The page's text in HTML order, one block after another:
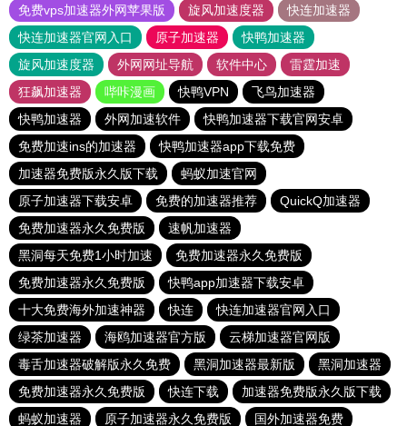
免费vps加速器外网苹果版
旋风加速度器
快连加速器
快连加速器官网入口
原子加速器
快鸭加速器
旋风加速度器
外网网址导航 软件中心
雷霆加速
狂飙加速器
哔咔漫画 快鸭VPN
飞鸟加速器
快鸭加速器
外网加速软件
快鸭加速器下载官网安卓
免费加速ins的加速器
快鸭加速器app下载免费
加速器免费版永久版下载
蚂蚁加速官网
原子加速器下载安卓
免费的加速器推荐
QuickQ加速器
免费加速器永久免费版
速帆加速器
黑洞每天免费1小时加速
免费加速器永久免费版
免费加速器永久免费版
快鸭app加速器下载安卓
十大免费海外加速神器
快连
快连加速器官网入口
绿茶加速器
海鸥加速器官方版
云梯加速器官网版
毒舌加速器破解版永久免费
黑洞加速器最新版
黑洞加速器
免费加速器永久免费版
快连下载
加速器免费版永久版下载
蚂蚁加速器
原子加速器永久免费版 国外加速器免费